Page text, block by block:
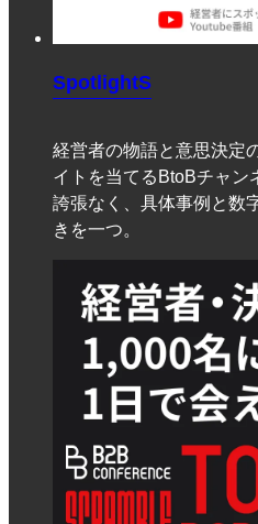
SpotlightS
経営者の物語と意思決定
イトを当てるBtoBチャン
誇張なく、具体事例と数
きを一つ。